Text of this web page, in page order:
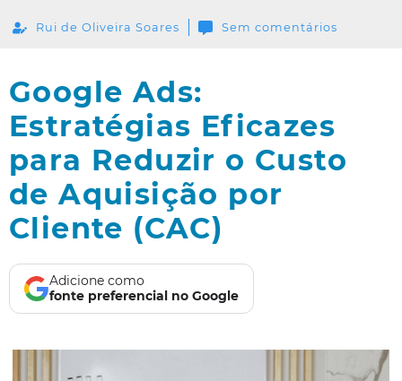
Rui de Oliveira Soares Sem comentários
Google Ads:
Estratégias Eficazes
para Reduzir o Custo
de Aquisição por
Cliente (CAC)
Adicione como
fonte preferencial no Google